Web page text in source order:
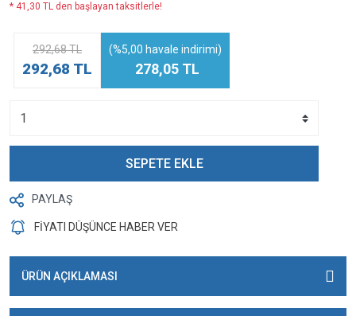
* 41,30 TL den başlayan taksitlerle!
292,68 TL
292,68 TL
(%5,00 havale indirimi)
278,05 TL
SEPETE EKLE
PAYLAŞ
FİYATI DÜŞÜNCE HABER VER
ÜRÜN AÇIKLAMASI